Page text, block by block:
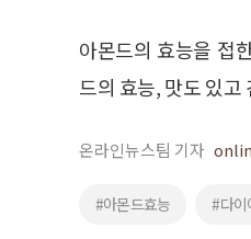
아몬드의 효능을 접
드의 효능, 맛도 있
온라인뉴스팀 기자
#아몬드효능 #다이